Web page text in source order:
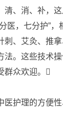
消、补，这
医，七分护”，
、艾灸、推
。这些技术
群众欢迎。
护理的方便性